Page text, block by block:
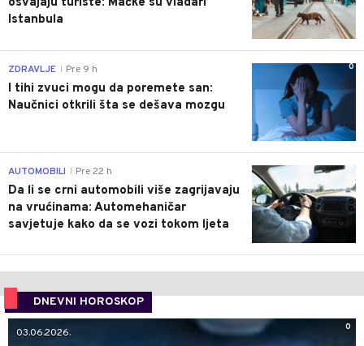
Istanbula
0
ZDRAVLJE Pre 9 h
I tihi zvuci mogu da poremete san:
Naučnici otkrili šta se dešava mozgu
AUTOMOBILI Pre 22 h
Da li se crni automobili više zagrijavaju
na vrućinama: Automehaničar
savjetuje kako da se vozi tokom ljeta
DNEVNI HOROSKOP
0
03.06.2026.